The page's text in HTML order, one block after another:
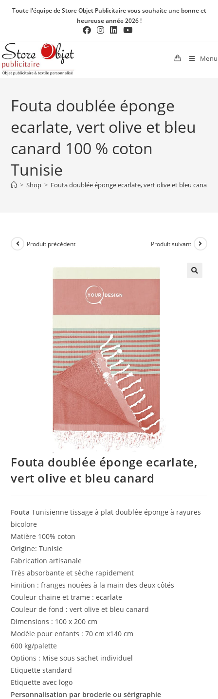
Toute l'équipe de Store Objet Publicitaire vous souhaite une bonne et
heureuse année 2026 !
Menu
Fouta doublée éponge
ecarlate, vert olive et bleu
canard 100 % coton
Tunisie
> Shop > Fouta doublée éponge ecarlate, vert olive et bleu canard
Produit précédent Produit suivant
Fouta doublée éponge ecarlate,
vert olive et bleu canard
Fouta Tunisienne tissage à plat doublée éponge à rayures
bicolore
Matière 100% coton
Origine: Tunisie
Fabrication artisanale
Très absorbante et sèche rapidement
Finition : franges nouées à la main des deux côtés
Couleur chaine et trame : ecarlate
Couleur de fond : vert olive et bleu canard
Dimensions : 100 x 200 cm
Modèle pour enfants : 70 cm x140 cm
600 kg/palette
Options : Mise sous sachet individuel
Etiquette standard
Etiquette avec logo
Personnalisation par broderie ou sérigraphie